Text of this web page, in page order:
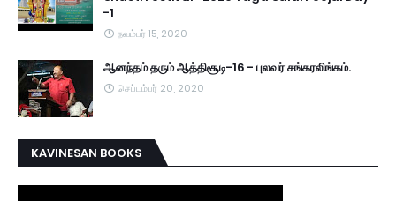
-1
நவம்பர் 15, 2020
ஆனந்தம் தரும் ஆத்திசூடி-16 - புலவர் சங்கரலிங்கம்.
செப்டம்பர் 20, 2020
KAVINESAN BOOKS